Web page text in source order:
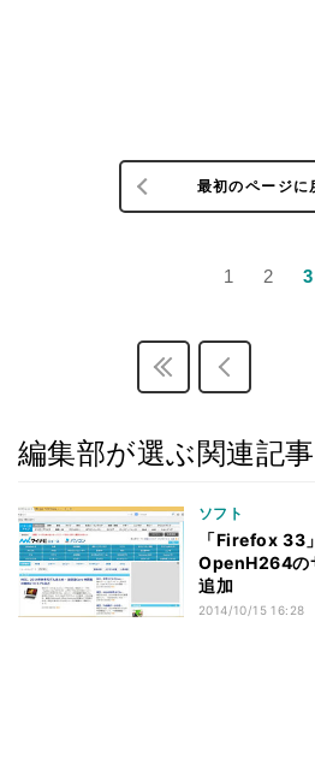
最初のページに
1 2 3
編集部が選ぶ関連記事
ソフト
「Firefox 33
OpenH264の
追加
2014/10/15 16:28